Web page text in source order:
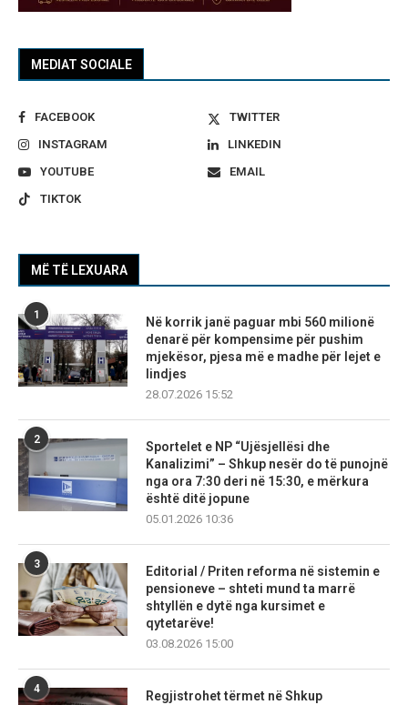
MEDIAT SOCIALE
FACEBOOK
TWITTER
INSTAGRAM
LINKEDIN
YOUTUBE
EMAIL
TIKTOK
MË TË LEXUARA
1
Në korrik janë paguar mbi 560 milionë
denarë për kompensime për pushim
mjekësor, pjesa më e madhe për lejet e
lindjes
28.07.2026 15:52
2
Sportelet e NP “Ujësjellësi dhe
Kanalizimi” – Shkup nesër do të punojnë
nga ora 7:30 deri në 15:30, e mërkura
është ditë jopune
05.01.2026 10:36
3
Editorial / Priten reforma në sistemin e
pensioneve – shteti mund ta marrë
shtyllën e dytë nga kursimet e
qytetarëve!
03.08.2026 15:00
4
Regjistrohet tërmet në Shkup